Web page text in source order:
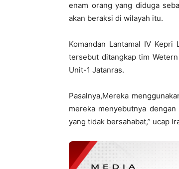
enam orang yang diduga
akan beraksi di wilayah itu.
Komandan Lantamal IV Kepri
tersebut ditangkap tim
Unit-1 Jatanras.
Pasalnya,Mereka
mereka menyebutnya
yang tidak bersahabat,” ucap